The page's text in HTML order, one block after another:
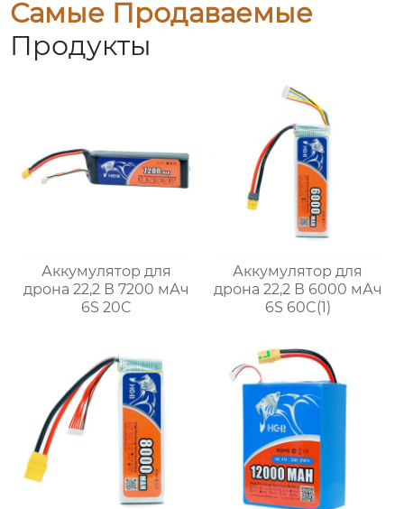
Самые Продаваемые
Продукты
Аккумулятор для
дрона 22,2 В 7200 мАч
6S 20C
Аккумулятор для
дрона 22,2 В 6000 мАч
6S 60C(1)